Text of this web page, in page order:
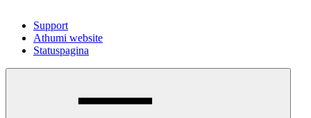
Support
Athumi website
Statuspagina